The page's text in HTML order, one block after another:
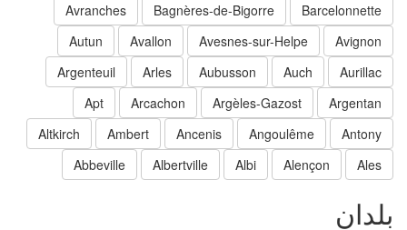
Barcelonnette
Bagnères-de-Bigorre
Avranches
Avignon
Avesnes-sur-Helpe
Avallon
Autun
Aurillac
Auch
Aubusson
Arles
Argenteuil
Argentan
Argèles-Gazost
Arcachon
Antony
Angoulême
Ancenis
Ambert
Altkirch
Ales
Alençon
Albertville
Abbeville